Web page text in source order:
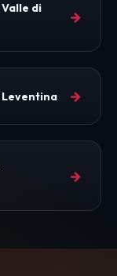
di
→
Leventina →
→